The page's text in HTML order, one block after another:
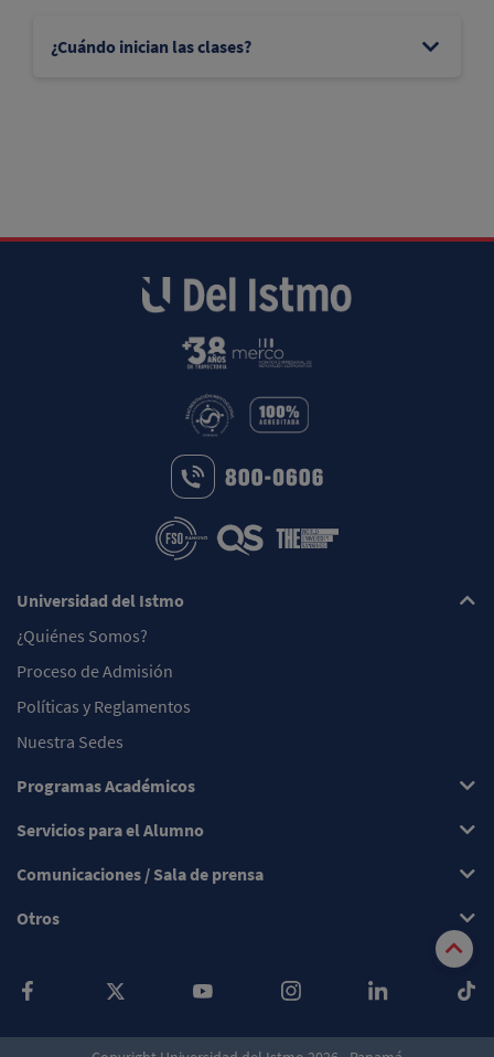
¿Cuándo inician las clases?
Universidad del Istmo
¿Quiénes Somos?
Proceso de Admisión
Políticas y Reglamentos
Nuestra Sedes
Programas Académicos
Servicios para el Alumno
Comunicaciones / Sala de prensa
Otros